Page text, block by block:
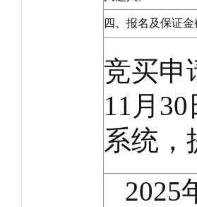
四、报名及保证金
竞买申
11月
系统，
2025